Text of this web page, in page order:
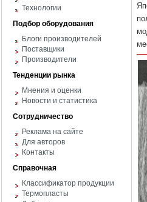
Технологии
Подбор оборудования
Блоги производителей
Поставщики
Производители
Тенденции рынка
Мнения и оценки
Новости и статистика
Сотрудничество
Реклама на сайте
Для авторов
Контакты
Справочная
Классификатор продукции
Термопласты